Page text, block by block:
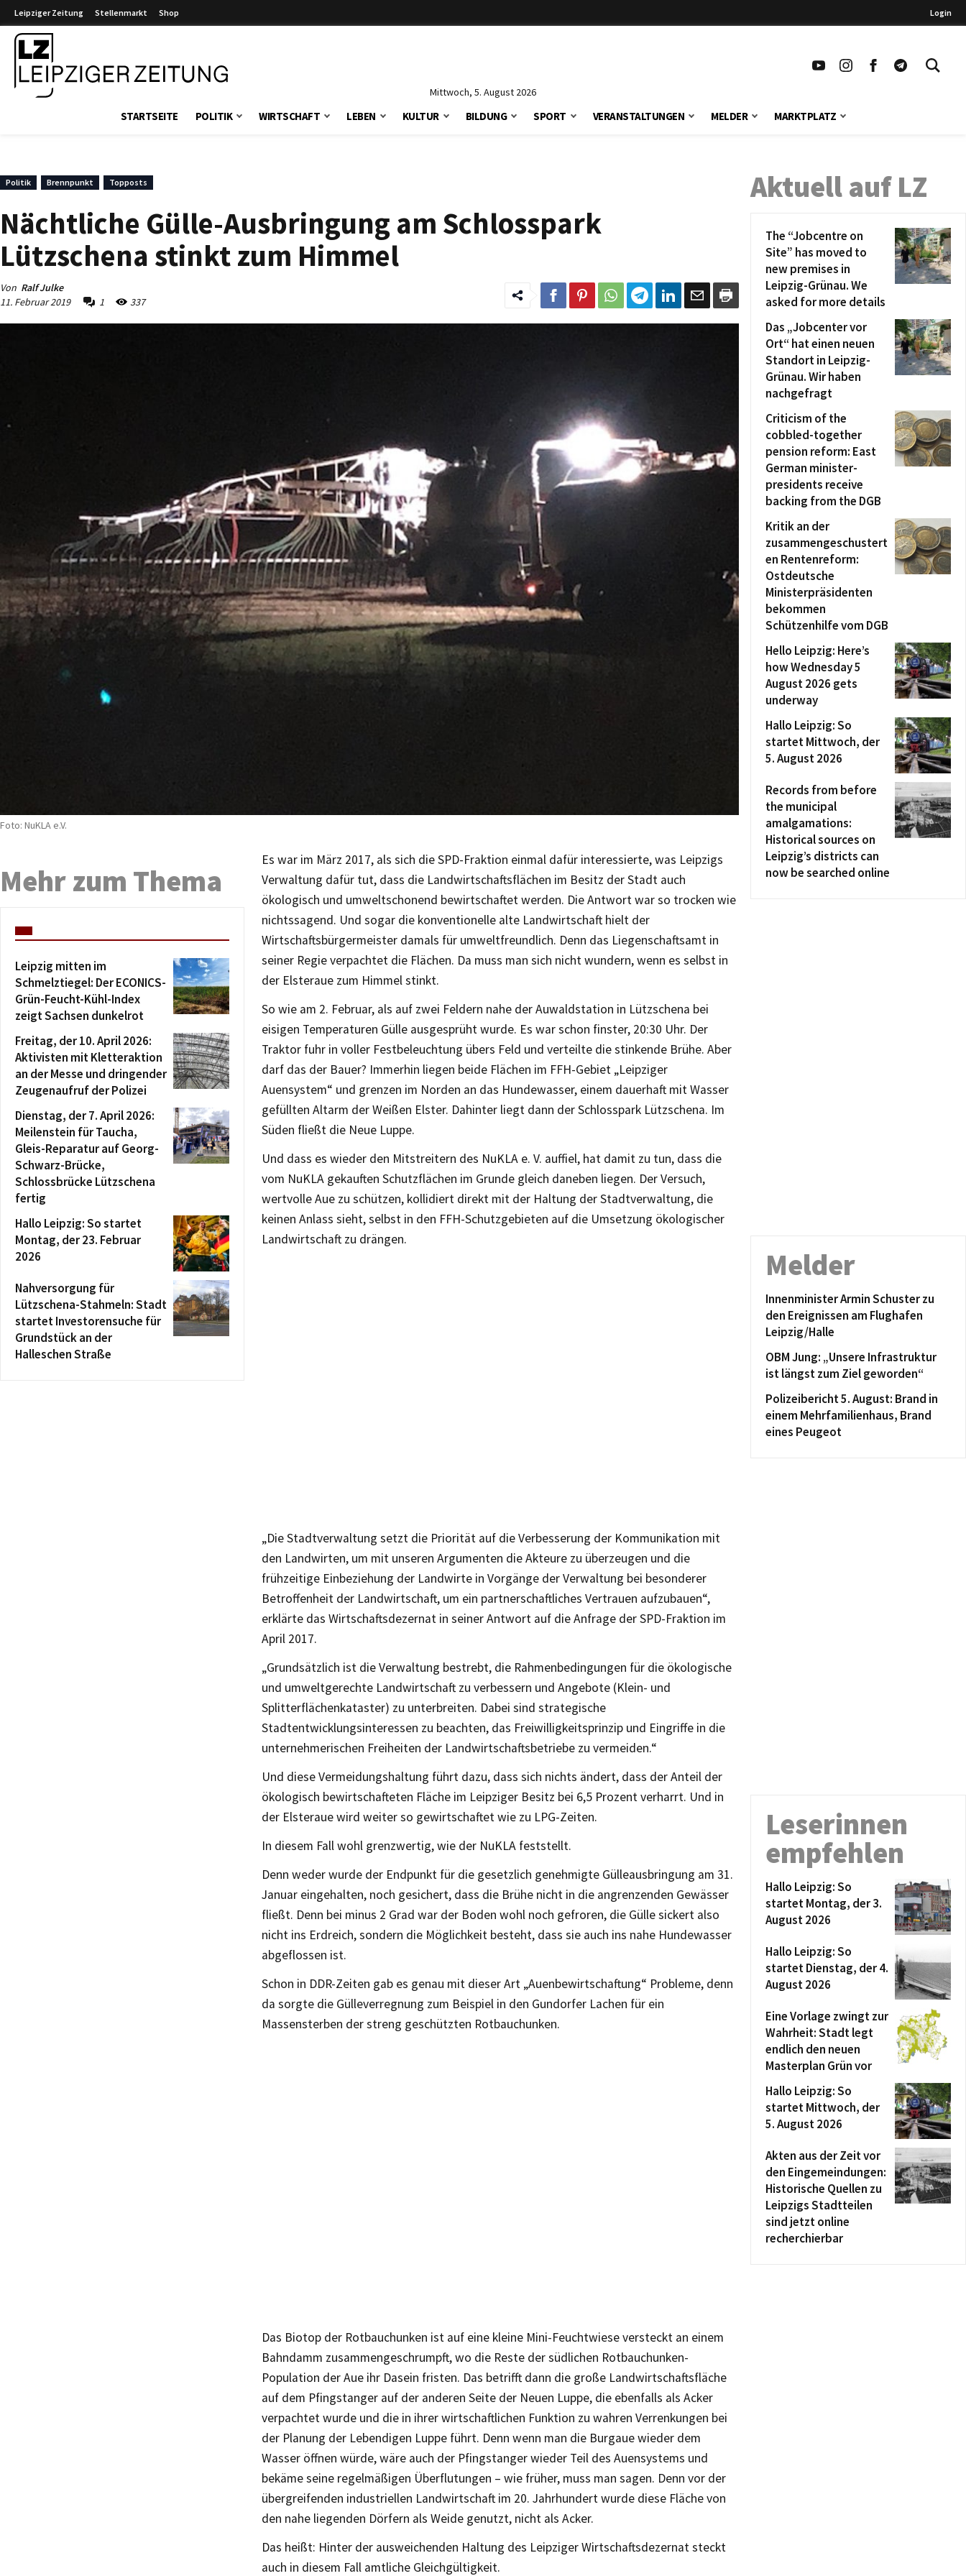
Leipziger Zeitung Stellenmarkt Shop Login
Mittwoch, 5. August 2026
STARTSEITE POLITIK WIRTSCHAFT LEBEN KULTUR BILDUNG SPORT VERANSTALTUNGEN MELDER MARKTPLATZ
Politik Brennpunkt Topposts
Nächtliche Gülle-Ausbringung am Schlosspark
Lützschena stinkt zum Himmel
Von Ralf Julke
11. Februar 2019
1 337
Foto: NuKLA e.V.
Es war im März 2017, als sich die SPD-Fraktion einmal dafür interessierte, was Leipzigs
Verwaltung dafür tut, dass die Landwirtschaftsflächen im Besitz der Stadt auch
ökologisch und umweltschonend bewirtschaftet werden. Die Antwort war so trocken wie
nichtssagend. Und sogar die konventionelle alte Landwirtschaft hielt der
Wirtschaftsbürgermeister damals für umweltfreundlich. Denn das Liegenschaftsamt in
seiner Regie verpachtet die Flächen. Da muss man sich nicht wundern, wenn es selbst in
der Elsteraue zum Himmel stinkt.
So wie am 2. Februar, als auf zwei Feldern nahe der Auwaldstation in Lützschena bei
eisigen Temperaturen Gülle ausgesprüht wurde. Es war schon finster, 20:30 Uhr. Der
Traktor fuhr in voller Festbeleuchtung übers Feld und verteilte die stinkende Brühe. Aber
darf das der Bauer? Immerhin liegen beide Flächen im FFH-Gebiet „Leipziger
Auensystem“ und grenzen im Norden an das Hundewasser, einem dauerhaft mit Wasser
gefüllten Altarm der Weißen Elster. Dahinter liegt dann der Schlosspark Lützschena. Im
Süden fließt die Neue Luppe.
Und dass es wieder den Mitstreitern des NuKLA e. V. auffiel, hat damit zu tun, dass die
vom NuKLA gekauften Schutzflächen im Grunde gleich daneben liegen. Der Versuch,
wertvolle Aue zu schützen, kollidiert direkt mit der Haltung der Stadtverwaltung, die
keinen Anlass sieht, selbst in den FFH-Schutzgebieten auf die Umsetzung ökologischer
Landwirtschaft zu drängen.
„Die Stadtverwaltung setzt die Priorität auf die Verbesserung der Kommunikation mit
den Landwirten, um mit unseren Argumenten die Akteure zu überzeugen und die
frühzeitige Einbeziehung der Landwirte in Vorgänge der Verwaltung bei besonderer
Betroffenheit der Landwirtschaft, um ein partnerschaftliches Vertrauen aufzubauen“,
erklärte das Wirtschaftsdezernat in seiner Antwort auf die Anfrage der SPD-Fraktion im
April 2017.
„Grundsätzlich ist die Verwaltung bestrebt, die Rahmenbedingungen für die ökologische
und umweltgerechte Landwirtschaft zu verbessern und Angebote (Klein- und
Splitterflächenkataster) zu unterbreiten. Dabei sind strategische
Stadtentwicklungsinteressen zu beachten, das Freiwilligkeitsprinzip und Eingriffe in die
unternehmerischen Freiheiten der Landwirtschaftsbetriebe zu vermeiden.“
Und diese Vermeidungshaltung führt dazu, dass sich nichts ändert, dass der Anteil der
ökologisch bewirtschafteten Fläche im Leipziger Besitz bei 6,5 Prozent verharrt. Und in
der Elsteraue wird weiter so gewirtschaftet wie zu LPG-Zeiten.
In diesem Fall wohl grenzwertig, wie der NuKLA feststellt.
Denn weder wurde der Endpunkt für die gesetzlich genehmigte Gülleausbringung am 31.
Januar eingehalten, noch gesichert, dass die Brühe nicht in die angrenzenden Gewässer
fließt. Denn bei minus 2 Grad war der Boden wohl noch gefroren, die Gülle sickert also
nicht ins Erdreich, sondern die Möglichkeit besteht, dass sie auch ins nahe Hundewasser
abgeflossen ist.
Schon in DDR-Zeiten gab es genau mit dieser Art „Auenbewirtschaftung“ Probleme, denn
da sorgte die Gülleverregnung zum Beispiel in den Gundorfer Lachen für ein
Massensterben der streng geschützten Rotbauchunken.
Das Biotop der Rotbauchunken ist auf eine kleine Mini-Feuchtwiese versteckt an einem
Bahndamm zusammengeschrumpft, wo die Reste der südlichen Rotbauchunken-
Population der Aue ihr Dasein fristen. Das betrifft dann die große Landwirtschaftsfläche
auf dem Pfingstanger auf der anderen Seite der Neuen Luppe, die ebenfalls als Acker
verpachtet wurde und die in ihrer wirtschaftlichen Funktion zu wahren Verrenkungen bei
der Planung der Lebendigen Luppe führt. Denn wenn man die Burgaue wieder dem
Wasser öffnen würde, wäre auch der Pfingstanger wieder Teil des Auensystems und
bekäme seine regelmäßigen Überflutungen – wie früher, muss man sagen. Denn vor der
übergreifenden industriellen Landwirtschaft im 20. Jahrhundert wurde diese Fläche von
den nahe liegenden Dörfern als Weide genutzt, nicht als Acker.
Das heißt: Hinter der ausweichenden Haltung des Leipziger Wirtschaftsdezernat steckt
auch in diesem Fall amtliche Gleichgültigkeit.
Mehr zum Thema
Leipzig mitten im
Schmelztiegel: Der ECONICS-
Grün-Feucht-Kühl-Index
zeigt Sachsen dunkelrot
Freitag, der 10. April 2026:
Aktivisten mit Kletteraktion
an der Messe und dringender
Zeugenaufruf der Polizei
Dienstag, der 7. April 2026:
Meilenstein für Taucha,
Gleis-Reparatur auf Georg-
Schwarz-Brücke,
Schlossbrücke Lützschena
fertig
Hallo Leipzig: So startet
Montag, der 23. Februar
2026
Nahversorgung für
Lützschena-Stahmeln: Stadt
startet Investorensuche für
Grundstück an der
Halleschen Straße
Aktuell auf LZ
The “Jobcentre on
Site” has moved to
new premises in
Leipzig-Grünau. We
asked for more details
Das „Jobcenter vor
Ort“ hat einen neuen
Standort in Leipzig-
Grünau. Wir haben
nachgefragt
Criticism of the
cobbled-together
pension reform: East
German minister-
presidents receive
backing from the DGB
Kritik an der
zusammengeschustert
en Rentenreform:
Ostdeutsche
Ministerpräsidenten
bekommen
Schützenhilfe vom DGB
Hello Leipzig: Here’s
how Wednesday 5
August 2026 gets
underway
Hallo Leipzig: So
startet Mittwoch, der
5. August 2026
Records from before
the municipal
amalgamations:
Historical sources on
Leipzig’s districts can
now be searched online
Melder
Innenminister Armin Schuster zu
den Ereignissen am Flughafen
Leipzig/Halle
OBM Jung: „Unsere Infrastruktur
ist längst zum Ziel geworden“
Polizeibericht 5. August: Brand in
einem Mehrfamilienhaus, Brand
eines Peugeot
Leserinnen
empfehlen
Hallo Leipzig: So
startet Montag, der 3.
August 2026
Hallo Leipzig: So
startet Dienstag, der 4.
August 2026
Eine Vorlage zwingt zur
Wahrheit: Stadt legt
endlich den neuen
Masterplan Grün vor
Hallo Leipzig: So
startet Mittwoch, der
5. August 2026
Akten aus der Zeit vor
den Eingemeindungen:
Historische Quellen zu
Leipzigs Stadtteilen
sind jetzt online
recherchierbar